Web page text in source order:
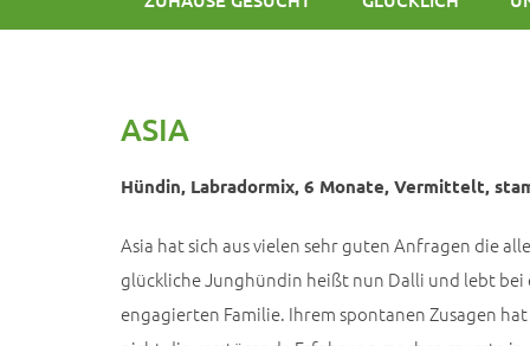
ASIA
Hündin, Labradormix, 6 Monate, Vermittelt,
Asia hat sich aus vielen sehr guten Anfragen die
glückliche Junghündin heißt nun Dalli und lebt bei
engagierten Familie. Ihrem spontanen Zusagen hat